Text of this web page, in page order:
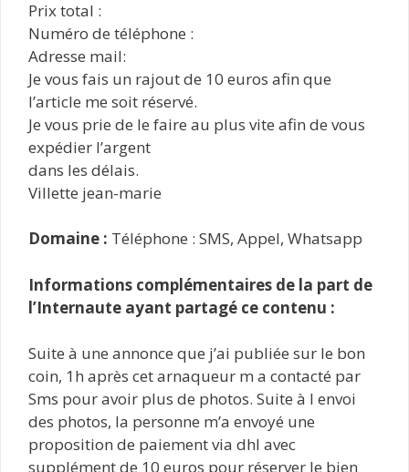
Prix total :
Numéro de téléphone :
Adresse mail:
Je vous fais un rajout de 10 euros afin que
l’article me soit réservé.
Je vous prie de le faire au plus vite afin de vous
expédier l’argent
dans les délais.
Villette jean-marie
Domaine : Téléphone : SMS, Appel, Whatsapp
Informations complémentaires de la part de
l’Internaute ayant partagé ce contenu :
Suite à une annonce que j’ai publiée sur le bon
coin, 1h après cet arnaqueur m a contacté par
Sms pour avoir plus de photos. Suite à l envoi
des photos, la personne m’a envoyé une
proposition de paiement via dhl avec
supplément de 10 euros pour réserver le bien